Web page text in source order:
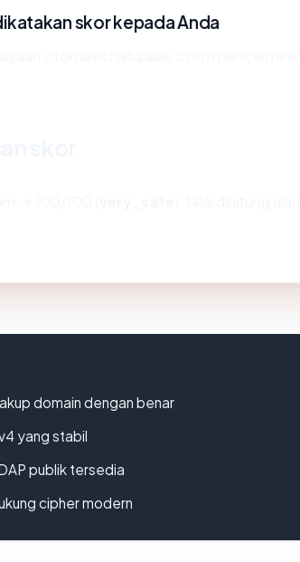
skor kepada Anda
domain dengan benar
yang stabil
publik tersedia
cipher modern